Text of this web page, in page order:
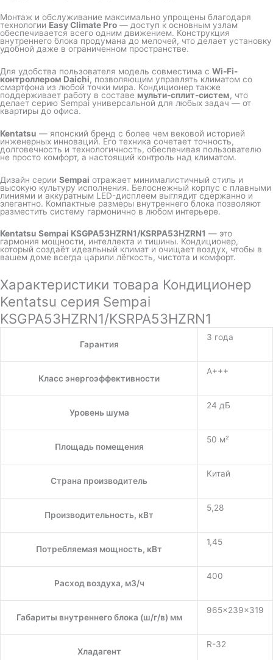
Монтаж и обслуживание максимально упрощены благодаря
технологии Easy Climate Pro — доступ к основным узлам
обеспечивается всего одним движением. Конструкция
внутреннего блока продумана до мелочей, что делает установку
удобной даже в ограниченном пространстве.
Для удобства пользователя модель совместима с Wi-Fi-
контроллером Daichi, позволяющим управлять климатом со
смартфона из любой точки мира. Кондиционер также
поддерживает работу в составе мульти-сплит-систем, что
делает серию Sempai универсальной для любых задач — от
квартиры до офиса.
Kentatsu — японский бренд с более чем вековой историей
инженерных инноваций. Его техника сочетает точность,
долговечность и технологичность, обеспечивая пользователю
не просто комфорт, а настоящий контроль над климатом.
Дизайн серии Sempai отражает минималистичный стиль и
высокую культуру исполнения. Белоснежный корпус с плавными
линиями и аккуратным LED-дисплеем выглядит сдержанно и
элегантно. Компактные размеры внутреннего блока позволяют
разместить систему гармонично в любом интерьере.
Kentatsu Sempai KSGPA53HZRN1/KSRPA53HZRN1 — это
гармония мощности, интеллекта и тишины. Кондиционер,
который создаёт идеальный климат и очищает воздух, чтобы в
вашем доме всегда царили лёгкость, чистота и комфорт.
Характеристики товара Кондиционер
Kentatsu серия Sempai
KSGPA53HZRN1/KSRPA53HZRN1
Гарантия
3 года
Класс энергоэффективности
A+++
Уровень шума
24 дБ
Площадь помещения
50 м²
Страна производитель
Китай
Производительность, кВт
5,28
Потребляемая мощность, кВт
1,45
Расход воздуха, м3/ч
400
Габариты внутреннего блока (ш/г/в) мм
965×239×319
Хладагент
R-32